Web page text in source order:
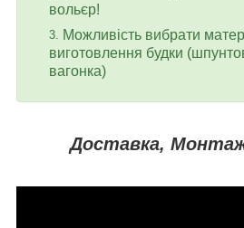
вольєр!
Можливість вибрати
виготовлення будки
вагонка)
Доставка,